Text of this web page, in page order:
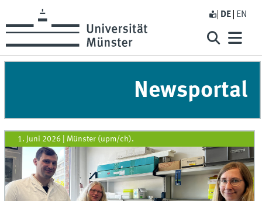
DE EN
Newsportal
1. Juni 2026 Münster (upm/ch).